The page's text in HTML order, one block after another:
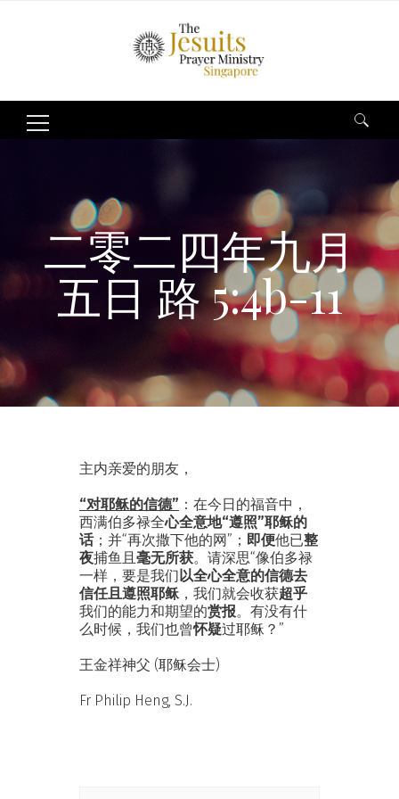
Search
二零二四年九月
五日 路 5:4b-11
主内亲爱的朋友，
“对耶稣的信德” ：在今日的福音中，
西满伯多禄全心全意地“遵照”耶稣的
话；并“再次撒下他的网”； 即便他已整
夜捕鱼且 毫无所获。请深思“像伯多禄
一样，要是我们以全心全意的信德去
信任且遵照耶稣 ，我们就会收获超乎
我们的能力和期望的赏报。有没有什
么时候，我们也曾怀疑过耶稣？”
王金祥神父 (耶稣会士)
Fr Philip Heng, S.J.